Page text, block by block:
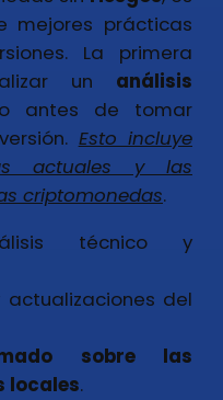
mejores prácticas
La primera
un análisis
antes de tomar
Esto incluye
actuales y las
criptomonedas.
técnico y
del
sobre las
locales.